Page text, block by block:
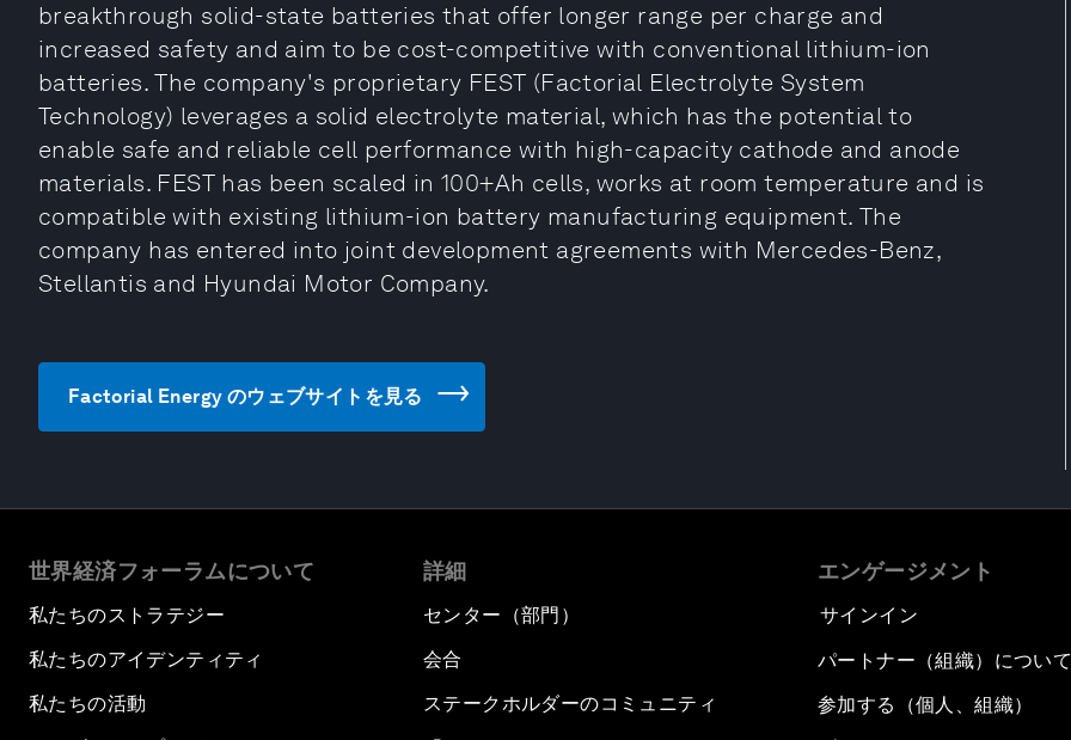
breakthrough solid-state batteries that offer longer range per charge and
increased safety and aim to be cost-competitive with conventional lithium-ion
batteries. The company's proprietary FEST (Factorial Electrolyte System
Technology) leverages a solid electrolyte material, which has the potential to
enable safe and reliable cell performance with high-capacity cathode and anode
materials. FEST has been scaled in 100+Ah cells, works at room temperature and is
compatible with existing lithium-ion battery manufacturing equipment. The
company has entered into joint development agreements with Mercedes-Benz,
Stellantis and Hyundai Motor Company.
Factorial Energy のウェブサイトを見る
世界経済フォーラムについて
私たちのストラテジー
私たちのアイデンティティ
私たちの活動
詳細
センター（部門）
会合
ステークホルダーのコミュニティ
エンゲージメント
サインイン
パートナー（組織）について
参加する（個人、組織）